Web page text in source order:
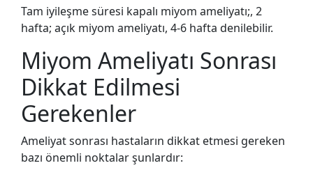
Tam iyileşme süresi kapalı miyom ameliyatı;, 2
hafta; açık miyom ameliyatı, 4-6 hafta denilebilir.
Miyom Ameliyatı Sonrası
Dikkat Edilmesi
Gerekenler
Ameliyat sonrası hastaların dikkat etmesi gereken
bazı önemli noktalar şunlardır: